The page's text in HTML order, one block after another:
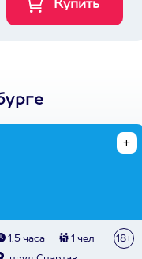
1,5 часа 1 чел 18+